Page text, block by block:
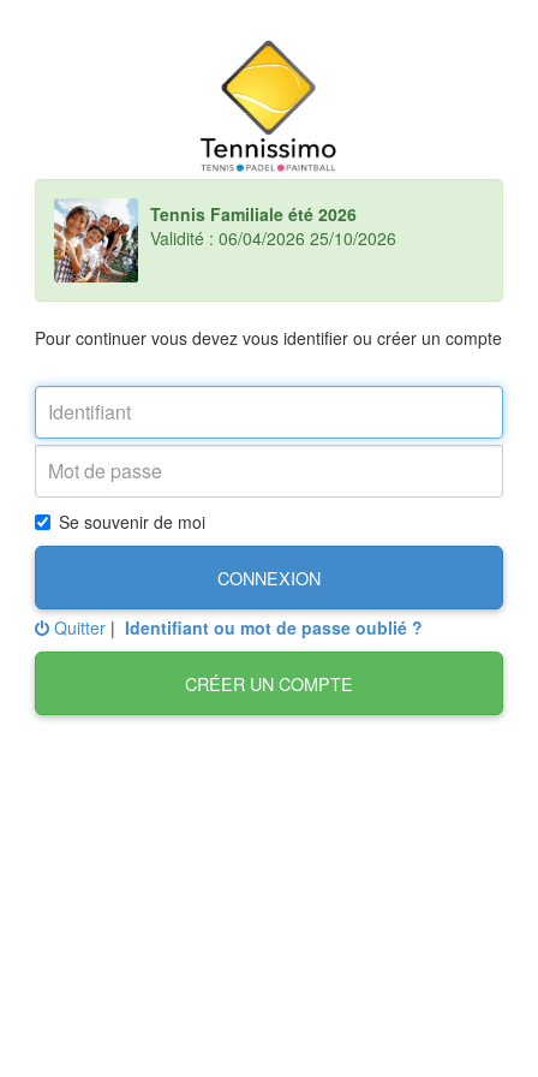
Tennis Familiale été 2026
Validité : 06/04/2026 25/10/2026
Pour continuer vous devez vous identifier ou créer un compte
Se souvenir de moi
CONNEXION
Quitter | Identifiant ou mot de passe oublié ?
CRÉER UN COMPTE